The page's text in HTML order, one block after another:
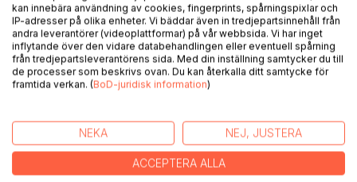
Ta del av en magisk upplevelse som kan förändra ditt sätt
att se på livet och vad som händer oss efteråt.
Läs den starka berättelsen om författarens regression och
hur hon, helt oförberedd, under en timmes tid kastades in i
flera av sina tidigare liv och inte kunde styra kroppens
I och med regressionen så öppnades en ny värld i form av
healingkrafter och medialitet och i boken får du även ta del
av flera andliga insikter som kom till henne i och med denna
kan innebära användning av cookies, fingerprints, spårningspixlar och
IP-adresser på olika enheter. Vi bäddar även in tredjepartsinnehåll från
andra leverantörer (videoplattformar) på vår webbsida. Vi har inget
inflytande över den vidare databehandlingen eller eventuell spårning
från tredjepartsleverantörens sida. Med din inställning samtycker du till
de processer som beskrivs ovan. Du kan återkalla ditt samtycke för
framtida verkan. (BoD-juridisk information)
NEKA NEJ, JUSTERA
ACCEPTERA ALLA